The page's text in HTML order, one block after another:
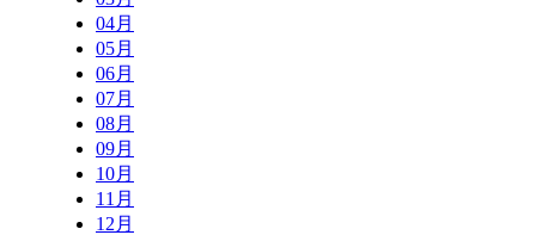
04月
05月
06月
07月
08月
09月
10月
11月
12月